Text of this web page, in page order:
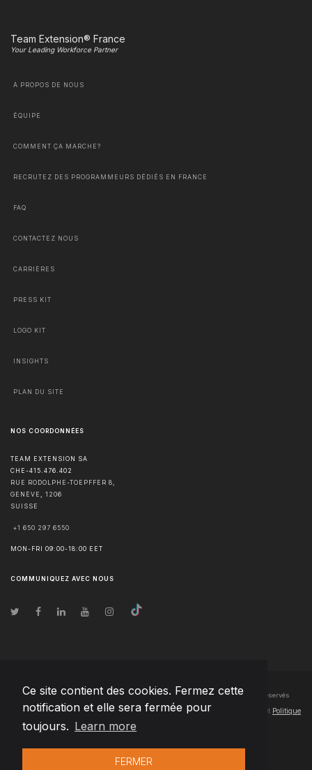
Ce site contient des cookies. Fermez cette
notification et elle sera fermée pour
toujours. Learn more
FERMER
Team Extension® France
Your Leading Workforce Partner
À PROPOS DE NOUS
ÉQUIPE
COMMENT ÇA MARCHE?
RECRUTEZ DES PROGRAMMEURS DÉDIÉS EN FRANCE
FAQ
CONTACTEZ NOUS
CARRIÈRES
PRESS KIT
LOGO KIT
INSIGHTS
PLAN DU SITE
NOS COORDONNÉES
TEAM EXTENSION SA
CHE-415.476.402
RUE RODOLPHE-TOEPFFER 8,
GENÈVE
1206
SUISSE
+1 650 297 6550
MON-FRI 09:00-18:00 EET
COMMUNIQUEZ AVEC NOUS
© Droits d'auteur2026 Team Extension SA France- Tous les droits sont réservés
Changelog● En utilisant ce site, vous acceptez nos Conditions d'utilisation et Politique
de confidentialité